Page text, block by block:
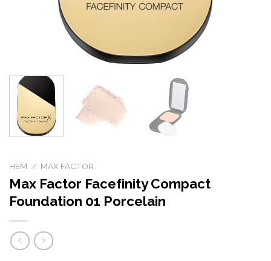
HEM / MAX FACTOR
Max Factor Facefinity Compact
Foundation 01 Porcelain